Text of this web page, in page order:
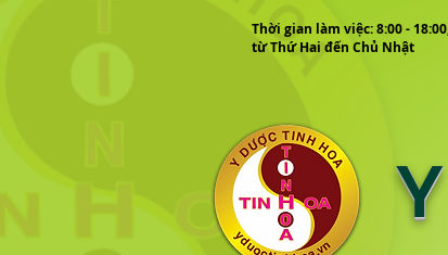
Thời gian làm việc: 8:00 -
từ Thứ Hai đến Chủ Nhật